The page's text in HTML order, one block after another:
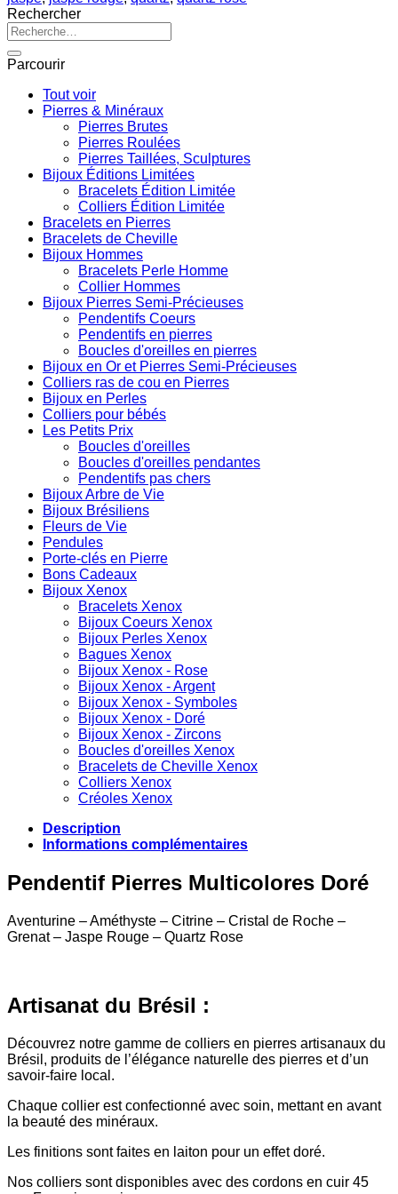
Rechercher
Recherche
pour :
Parcourir
Tout voir
Pierres & Minéraux
Pierres Brutes
Pierres Roulées
Pierres Taillées, Sculptures
Bijoux Éditions Limitées
Bracelets Édition Limitée
Colliers Édition Limitée
Bracelets en Pierres
Bracelets de Cheville
Bijoux Hommes
Bracelets Perle Homme
Collier Hommes
Bijoux Pierres Semi-Précieuses
Pendentifs Coeurs
Pendentifs en pierres
Boucles d'oreilles en pierres
Bijoux en Or et Pierres Semi-Précieuses
Colliers ras de cou en Pierres
Bijoux en Perles
Colliers pour bébés
Les Petits Prix
Boucles d'oreilles
Boucles d'oreilles pendantes
Pendentifs pas chers
Bijoux Arbre de Vie
Bijoux Brésiliens
Fleurs de Vie
Pendules
Porte-clés en Pierre
Bons Cadeaux
Bijoux Xenox
Bracelets Xenox
Bijoux Coeurs Xenox
Bijoux Perles Xenox
Bagues Xenox
Bijoux Xenox - Rose
Bijoux Xenox - Argent
Bijoux Xenox - Symboles
Bijoux Xenox - Doré
Bijoux Xenox - Zircons
Boucles d'oreilles Xenox
Bracelets de Cheville Xenox
Colliers Xenox
Créoles Xenox
Description
Informations complémentaires
Pendentif Pierres Multicolores Doré
Aventurine – Améthyste – Citrine – Cristal de Roche –
Grenat – Jaspe Rouge – Quartz Rose
Artisanat du Brésil :
Découvrez notre gamme de colliers en pierres artisanaux du
Brésil, produits de l’élégance naturelle des pierres et d’un
savoir-faire local.
Chaque collier est confectionné avec soin, mettant en avant
la beauté des minéraux.
Les finitions sont faites en laiton pour un effet doré.
Nos colliers sont disponibles avec des cordons en cuir 45